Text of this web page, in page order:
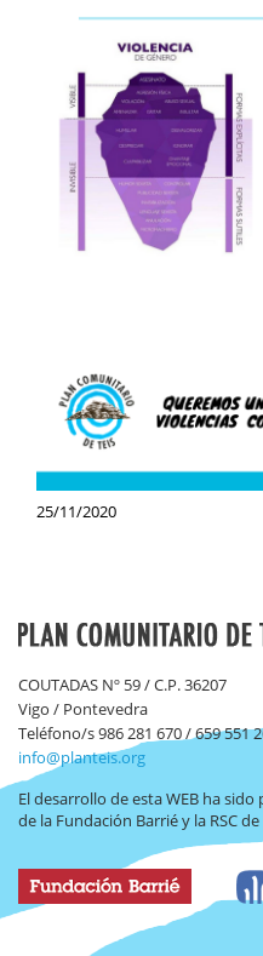
25/11/2020
COUTADAS Nº 59 / C.P. 36207
Vigo / Pontevedra
Teléfono/s 986 281 670 / 659 551
info@planteis.org
El desarrollo de esta WEB ha
de la Fundación Barrié y la RSC de